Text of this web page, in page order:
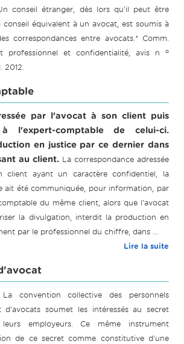
conseil étranger, dès lors qu'il peut être
équivalent à un avocat, est soumis à
correspondances entre avocats.* Comm.
professionnel et confidentialité, avis n
o
2012.
par l'avocat à son client puis
à l'expert-comptable de celui-ci.
en justice par ce dernier dans
au client. La correspondance adressée
client ayant un caractère confidentiel, la
ait été communiquée, pour information, par
du même client, alors que l'avocat
la divulgation, interdit la production en
par le professionnel du chiffre, dans ...
Lire la suite
La convention collective des personnels
d'avocats soumet les intéressés au secret
employeurs. Ce même instrument
de ce secret comme constitutive d'une